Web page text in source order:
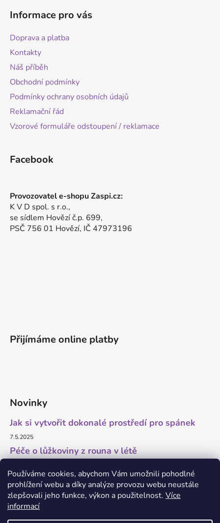
Používáme cookies, abychom Vám umožnili pohodlné
prohlížení webu a díky analýze provozu webu neustále
zlepšovali jeho funkce, výkon a použitelnost. Více
informací
Informace pro vás
Doprava a platba
Kontakty
Náš příběh
Obchodní podmínky
Podmínky ochrany osobních údajů
Reklamační řád
Vzorové formuláře odstoupení / reklamace
Facebook
Provozovatel e-shopu Zaspi.cz:
K V D spol. s r.o.,
se sídlem Hovězí č.p. 699,
PSČ 756 01 Hovězí, IČ 47973196
Přijímáme online platby
Novinky
Jak si vytvořit dokonalé prostředí pro spánek
7.5.2025
Péče o lůžkoviny z rouna v létě
O marketing a grafiku se stará Brandedguys.com